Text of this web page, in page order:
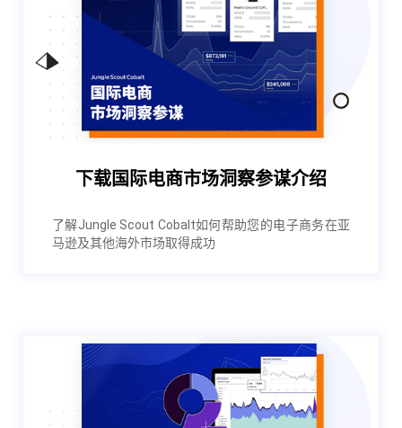
下载国际电商市场洞察参谋介绍
了解Jungle Scout Cobalt如何帮助您的电子商务在亚
马逊及其他海外市场取得成功